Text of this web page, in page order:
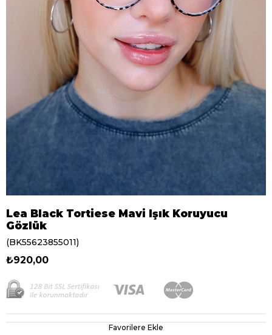
Lea Black Tortiese Mavi Işık Koruyucu
Gözlük
(BK55623855011)
₺920,00
Favorilere Ekle